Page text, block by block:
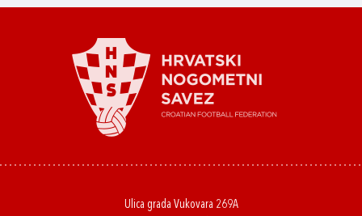
Ulica grada Vukovara 269A